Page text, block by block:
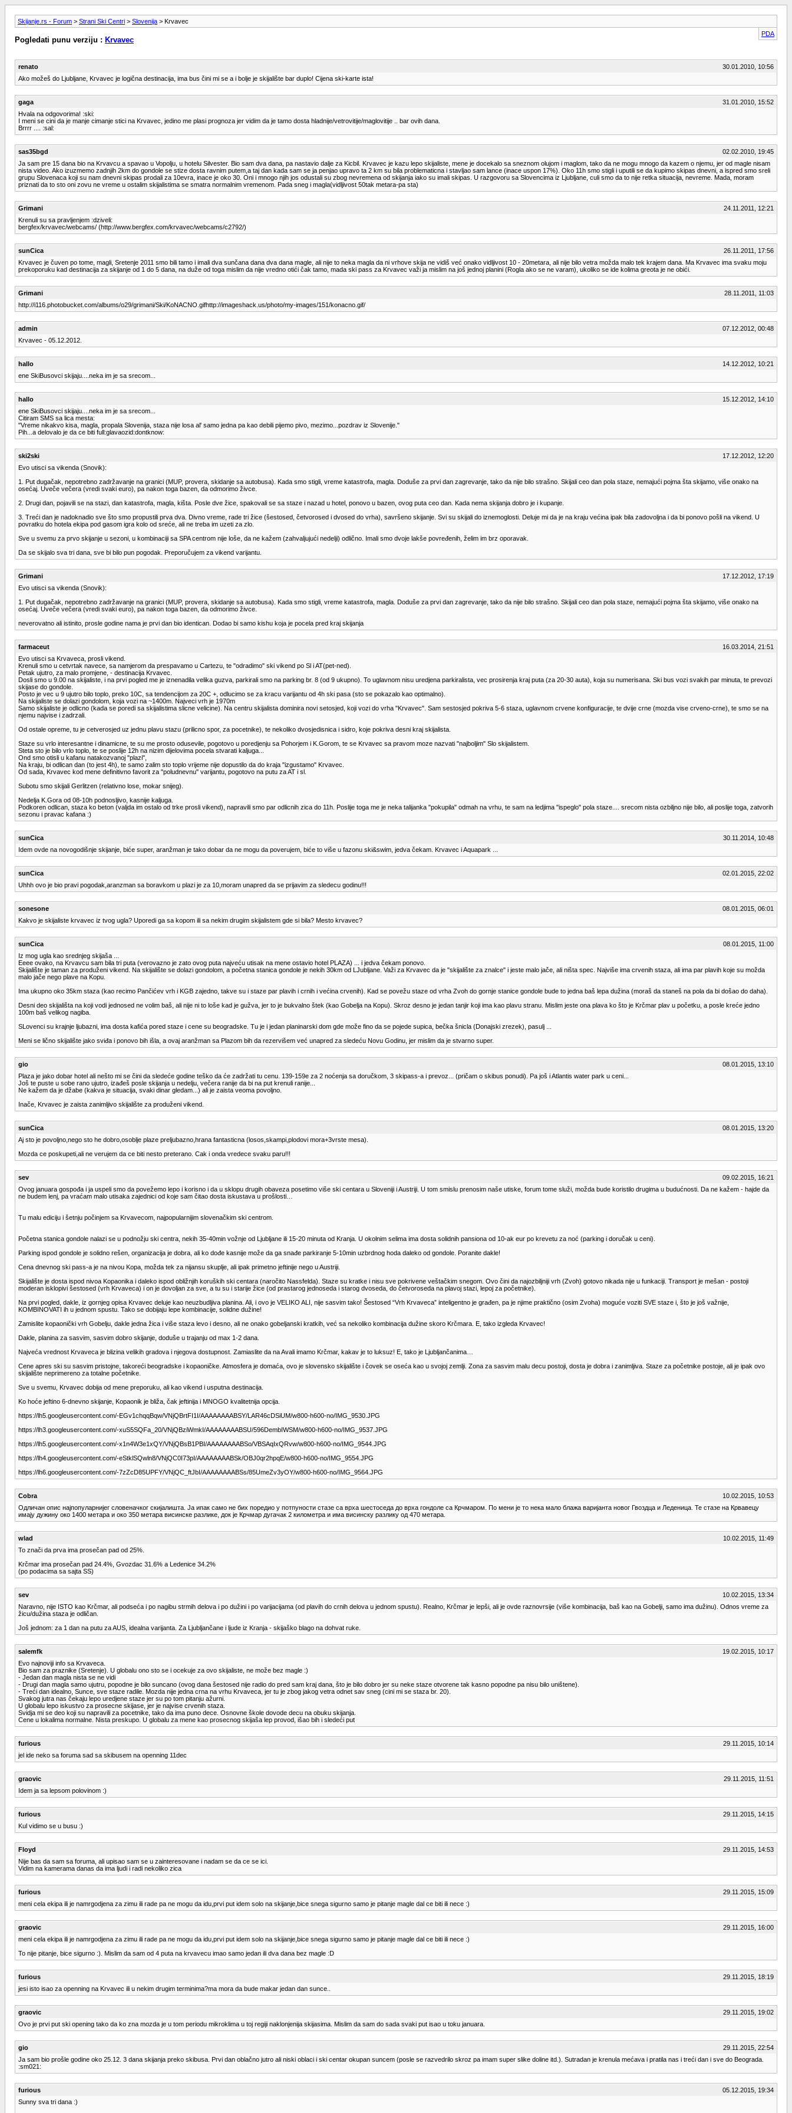
Skijanje.rs - Forum > Strani Ski Centri > Slovenija > Krvavec
PDA
Pogledati punu verziju : Krvavec
renato
30.01.2010, 10:56
Ako možeš do Ljubljane, Krvavec je logična destinacija, ima bus čini mi se a i bolje je skijalište bar duplo! Cijena ski-karte ista!
gaga
31.01.2010, 15:52
Hvala na odgovorima! :ski:
I meni se cini da je manje cimanje stici na Krvavec, jedino me plasi prognoza jer vidim da je tamo dosta hladnije/vetrovitije/maglovitije .. bar ovih dana.
Brrrr .... :sal:
sas35bgd
02.02.2010, 19:45
Ja sam pre 15 dana bio na Krvavcu a spavao u Vopolju, u hotelu Silvester. Bio sam dva dana, pa nastavio dalje za Kicbil. Krvavec je kazu lepo skijaliste, mene je docekalo sa sneznom olujom i maglom, tako da ne mogu mnogo da kazem o njemu, jer od magle nisam
nista video. Ako izuzmemo zadnjih 2km do gondole se stize dosta ravnim putem,a taj dan kada sam se ja penjao upravo ta 2 km su bila problematicna i stavljao sam lance (inace uspon 17%). Oko 11h smo stigli i uputili se da kupimo skipas dnevni, a ispred smo sreli
grupu Slovenaca koji su nam dnevni skipas prodali za 10evra, inace je oko 30. Oni i mnogo njih jos odustali su zbog nevremena od skijanja iako su imali skipas. U razgovoru sa Slovencima iz Ljubljane, culi smo da to nije retka situacija, nevreme. Mada, moram
priznati da to sto oni zovu ne vreme u ostalim skijalistima se smatra normalnim vremenom. Pada sneg i magla(vidljivost 50tak metara-pa sta)
Grimani
24.11.2011, 12:21
Krenuli su sa pravljenjem :dziveli:
bergfex/krvavec/webcams/ (http://www.bergfex.com/krvavec/webcams/c2792/)
sunCica
26.11.2011, 17:56
Krvavec je čuven po tome, magli, Sretenje 2011 smo bili tamo i imali dva sunčana dana dva dana magle, ali nije to neka magla da ni vrhove skija ne vidiš već onako vidljivost 10 - 20metara, ali nije bilo vetra možda malo tek krajem dana. Ma Krvavec ima svaku moju
prekoporuku kad destinacija za skijanje od 1 do 5 dana, na duže od toga mislim da nije vredno otići čak tamo, mada ski pass za Krvavec važi ja mislim na još jednoj planini (Rogla ako se ne varam), ukoliko se ide kolima greota je ne obići.
Grimani
28.11.2011, 11:03
http://i116.photobucket.com/albums/o29/grimani/Ski/KoNACNO.gifhttp://imageshack.us/photo/my-images/151/konacno.gif/
admin
07.12.2012, 00:48
Krvavec - 05.12.2012.
hallo
14.12.2012, 10:21
ene SkiBusovci skijaju....neka im je sa srecom...
hallo
15.12.2012, 14:10
ene SkiBusovci skijaju....neka im je sa srecom...
Citiram SMS sa lica mesta:
"Vreme nikakvo kisa, magla, propala Slovenija, staza nije losa al' samo jedna pa kao debili pijemo pivo, mezimo...pozdrav iz Slovenije."
Pih...a delovalo je da ce biti full:glavaozid:dontknow:
ski2ski
17.12.2012, 12:20
Evo utisci sa vikenda (Snovik):
1. Put dugačak, nepotrebno zadržavanje na granici (MUP, provera, skidanje sa autobusa). Kada smo stigli, vreme katastrofa, magla. Doduše za prvi dan zagrevanje, tako da nije bilo strašno. Skijali ceo dan pola staze, nemajući pojma šta skijamo, više onako na
osećaj. Uveče večera (vredi svaki euro), pa nakon toga bazen, da odmorimo živce.
2. Drugi dan, pojavili se na stazi, dan katastrofa, magla, kišta. Posle dve žice, spakovali se sa staze i nazad u hotel, ponovo u bazen, ovog puta ceo dan. Kada nema skijanja dobro je i kupanje.
3. Treći dan je nadoknadio sve što smo propustili prva dva. Divno vreme, rade tri žice (šestosed, četvorosed i dvosed do vrha), savršeno skijanje. Svi su skijali do iznemoglosti. Deluje mi da je na kraju većina ipak bila zadovoljna i da bi ponovo pošli na vikend. U
povratku do hotela ekipa pod gasom igra kolo od sreće, ali ne treba im uzeti za zlo.
Sve u svemu za prvo skijanje u sezoni, u kombinaciji sa SPA centrom nije loše, da ne kažem (zahvaljujući nedelji) odlično. Imali smo dvoje lakše povređenih, želim im brz oporavak.
Da se skijalo sva tri dana, sve bi bilo pun pogodak. Preporučujem za vikend varijantu.
Grimani
17.12.2012, 17:19
Evo utisci sa vikenda (Snovik):
1. Put dugačak, nepotrebno zadržavanje na granici (MUP, provera, skidanje sa autobusa). Kada smo stigli, vreme katastrofa, magla. Doduše za prvi dan zagrevanje, tako da nije bilo strašno. Skijali ceo dan pola staze, nemajući pojma šta skijamo, više onako na
osećaj. Uveče večera (vredi svaki euro), pa nakon toga bazen, da odmorimo živce.
neverovatno ali istinito, prosle godine nama je prvi dan bio identican. Dodao bi samo kishu koja je pocela pred kraj skijanja
farmaceut
16.03.2014, 21:51
Evo utisci sa Krvaveca, prosli vikend.
Krenuli smo u cetvrtak navece, sa namjerom da prespavamo u Cartezu, te "odradimo" ski vikend po Sl i AT(pet-ned).
Petak ujutro, za malo promjene, - destinacija Krvavec.
Dosli smo u 9.00 na skijaliste, i na prvi pogled me je iznenadila velika guzva, parkirali smo na parking br. 8 (od 9 ukupno). To uglavnom nisu uredjena parkiralista, vec prosirenja kraj puta (za 20-30 auta), koja su numerisana. Ski bus vozi svakih par minuta, te prevozi
skijase do gondole.
Posto je vec u 9 ujutro bilo toplo, preko 10C, sa tendencijom za 20C +, odlucimo se za kracu varijantu od 4h ski pasa (sto se pokazalo kao optimalno).
Na skijaliste se dolazi gondolom, koja vozi na ~1400m. Najveci vrh je 1970m
Samo skijaliste je odlicno (kada se poredi sa skijalistima slicne velicine). Na centru skijalista dominira novi setosjed, koji vozi do vrha "Krvavec". Sam sestosjed pokriva 5-6 staza, uglavnom crvene konfiguracije, te dvije crne (mozda vise crveno-crne), te smo se na
njemu najvise i zadrzali.
Od ostale opreme, tu je cetverosjed uz jednu plavu stazu (prilicno spor, za pocetnike), te nekoliko dvosjedisnica i sidro, koje pokriva desni kraj skijalista.
Staze su vrlo interesantne i dinamicne, te su me prosto odusevile, pogotovo u poredjenju sa Pohorjem i K.Gorom, te se Krvavec sa pravom moze nazvati "najboljim" Slo skijalistem.
Steta sto je bilo vrlo toplo, te se poslije 12h na nizim dijelovima pocela stvarati kaljuga...
Ond smo otisli u kafanu natakozvanoj "plazi",
Na kraju, bi odlican dan (to jest 4h), te samo zalim sto toplo vrijeme nije dopustilo da do kraja "izgustamo" Krvavec.
Od sada, Krvavec kod mene definitivno favorit za "poludnevnu" varijantu, pogotovo na putu za AT i sl.
Subotu smo skijali Gerlitzen (relativno lose, mokar snijeg).
Nedelja K.Gora od 08-10h podnosljivo, kasnije kaljuga.
Podkoren odlican, staza ko beton (valjda im ostalo od trke prosli vikend), napravili smo par odlicnih zica do 11h. Poslije toga me je neka talijanka "pokupila" odmah na vrhu, te sam na ledjima "ispeglo" pola staze.... srecom nista ozbiljno nije bilo, ali poslije toga, zatvorih
sezonu i pravac kafana :)
sunCica
30.11.2014, 10:48
Idem ovde na novogodišnje skijanje, biće super, aranžman je tako dobar da ne mogu da poverujem, biće to više u fazonu ski&swim, jedva čekam. Krvavec i Aquapark ...
sunCica
02.01.2015, 22:02
Uhhh ovo je bio pravi pogodak,aranzman sa boravkom u plazi je za 10,moram unapred da se prijavim za sledecu godinu!!!
sonesone
08.01.2015, 06:01
Kakvo je skijaliste krvavec iz tvog ugla? Uporedi ga sa kopom ili sa nekim drugim skijalistem gde si bila? Mesto krvavec?
sunCica
08.01.2015, 11:00
Iz mog ugla kao srednjeg skijaša ...
Eeee ovako, na Krvavcu sam bila tri puta (verovazno je zato ovog puta najveću utisak na mene ostavio hotel PLAZA) ... i jedva čekam ponovo.
Skijalište je taman za produženi vikend. Na skijalište se dolazi gondolom, a početna stanica gondole je nekih 30km od LJubljane. Važi za Krvavec da je "skijalište za znalce" i jeste malo jače, ali ništa spec. Najviše ima crvenih staza, ali ima par plavih koje su možda
malo jače nego plave na Kopu.
Ima ukupno oko 35km staza (kao recimo Pančićev vrh i KGB zajedno, takve su i staze par plavih i crnih i većina crvenih). Kad se povežu staze od vrha Zvoh do gornje stanice gondole bude to jedna baš lepa dužina (moraš da staneš na pola da bi došao do daha).
Desni deo skijališta na koji vodi jednosed ne volim baš, ali nije ni to loše kad je gužva, jer to je bukvalno štek (kao Gobelja na Kopu). Skroz desno je jedan tanjir koji ima kao plavu stranu. Mislim jeste ona plava ko što je Krčmar plav u početku, a posle kreće jedno
100m baš velikog nagiba.
SLovenci su krajnje ljubazni, ima dosta kafića pored staze i cene su beogradske. Tu je i jedan planinarski dom gde može fino da se pojede supica, bečka šnicla (Donajski zrezek), pasulj ...
Meni se lično skijalište jako sviđa i ponovo bih išla, a ovaj aranžman sa Plazom bih da rezervišem već unapred za sledeću Novu Godinu, jer mislim da je stvarno super.
gio
08.01.2015, 13:10
Plaza je jako dobar hotel ali nešto mi se čini da sledeće godine teško da će zadržati tu cenu. 139-159e za 2 noćenja sa doručkom, 3 skipass-a i prevoz... (pričam o skibus ponudi). Pa još i Atlantis water park u ceni...
Još te puste u sobe rano ujutro, izađeš posle skijanja u nedelju, večera ranije da bi na put krenuli ranije...
Ne kažem da je džabe (kakva je situacija, svaki dinar gledam...) ali je zaista veoma povoljno.
Inače, Krvavec je zaista zanimljivo skijalište za produženi vikend.
sunCica
08.01.2015, 13:20
Aj sto je povoljno,nego sto he dobro,osoblje plaze preljubazno,hrana fantasticna (losos,skampi,plodovi mora+3vrste mesa).
Mozda ce poskupeti,ali ne verujem da ce biti nesto preterano. Cak i onda vredece svaku paru!!!
sev
09.02.2015, 16:21
Ovog januara gospođa i ja uspeli smo da povežemo lepo i korisno i da u sklopu drugih obaveza posetimo više ski centara u Sloveniji i Austriji. U tom smislu prenosim naše utiske, forum tome služi, možda bude koristilo drugima u budućnosti. Da ne kažem - hajde da
ne budem lenj, pa vraćam malo utisaka zajednici od koje sam čitao dosta iskustava u prošlosti…
Tu malu ediciju i šetnju počinjem sa Krvavecom, najpopularnijim slovenačkim ski centrom.
Početna stanica gondole nalazi se u podnožju ski centra, nekih 35-40min vožnje od Ljubljane ili 15-20 minuta od Kranja. U okolnim selima ima dosta solidnih pansiona od 10-ak eur po krevetu za noć (parking i doručak u ceni).
Parking ispod gondole je solidno rešen, organizacija je dobra, ali ko dođe kasnije može da ga snađe parkiranje 5-10min uzbrdnog hoda daleko od gondole. Poranite dakle!
Cena dnevnog ski pass-a je na nivou Kopa, možda tek za nijansu skuplje, ali ipak primetno jeftinije nego u Austriji.
Skijalište je dosta ispod nivoa Kopaonika i daleko ispod obližnjih koruških ski centara (naročito Nassfelda). Staze su kratke i nisu sve pokrivene veštačkim snegom. Ovo čini da najozbiljniji vrh (Zvoh) gotovo nikada nije u funkaciji. Transport je mešan - postoji
moderan isklopivi šestosed (vrh Krvaveca) i on je dovoljan za sve, a tu su i starije žice (od prastarog jednoseda i starog dvoseda, do četvoroseda na plavoj stazi, lepoj za početnike).
Na prvi pogled, dakle, iz gornjeg opisa Krvavec deluje kao neuzbudljiva planina. Ali, i ovo je VELIKO ALI, nije sasvim tako! Šestosed “Vrh Krvaveca” inteligentno je građen, pa je njime praktično (osim Zvoha) moguće voziti SVE staze i, što je još važnije,
KOMBINOVATI ih u jednom spustu. Tako se dobijaju lepe kombinacije, solidne dužine!
Zamislite kopaonički vrh Gobelju, dakle jedna žica i više staza levo i desno, ali ne onako gobeljanski kratkih, već sa nekoliko kombinacija dužine skoro Krčmara. E, tako izgleda Krvavec!
Dakle, planina za sasvim, sasvim dobro skijanje, doduše u trajanju od max 1-2 dana.
Najveća vrednost Krvaveca je blizina velikih gradova i njegova dostupnost. Zamiaslite da na Avali imamo Krčmar, kakav je to luksuz! E, tako je Ljubljančanima…
Cene apres ski su sasvim pristojne, takoreći beogradske i kopaoničke. Atmosfera je domaća, ovo je slovensko skijalište i čovek se oseća kao u svojoj zemlji. Zona za sasvim malu decu postoji, dosta je dobra i zanimljiva. Staze za početnike postoje, ali je ipak ovo
skijalište neprimereno za totalne početnike.
Sve u svemu, Krvavec dobija od mene preporuku, ali kao vikend i usputna destinacija.
Ko hoće jeftino 6-dnevno skijanje, Kopaonik je bliža, čak jeftinija i MNOGO kvalitetnija opcija.
https://lh5.googleusercontent.com/-EGv1chqqBqw/VNjQBrtFI1I/AAAAAAAABSY/LAR46cDSiUM/w800-h600-no/IMG_9530.JPG
https://lh3.googleusercontent.com/-xuS5SQFa_20/VNjQBziWmkI/AAAAAAAABSU/596DembIWSM/w800-h600-no/IMG_9537.JPG
https://lh5.googleusercontent.com/-x1n4W3e1xQY/VNjQBsB1PBI/AAAAAAAABSo/VBSAqIxQRvw/w800-h600-no/IMG_9544.JPG
https://lh4.googleusercontent.com/-eStklSQwln8/VNjQC0I73pI/AAAAAAAABSk/OBJ0qr2hpqE/w800-h600-no/IMG_9554.JPG
https://lh6.googleusercontent.com/-7zZcD85UPFY/VNjQC_ftJbI/AAAAAAAABSs/85UmeZv3yOY/w800-h600-no/IMG_9564.JPG
Cobra
10.02.2015, 10:53
Одличан опис најпопуларнијег словеначког скијалишта. Ја ипак само не бих поредио у потпуности стазе са врха шестоседа до врха гондоле са Крчмаром. По мени је то нека мало блажа варијанта новог Гвоздца и Леденица. Те стазе на Крвавецу
имају дужину око 1400 метара и око 350 метара висинске разлике, док је Крчмар дугачак 2 километра и има висинску разлику од 470 метара.
wlad
10.02.2015, 11:49
To znači da prva ima prosečan pad od 25%.
Krčmar ima prosečan pad 24.4%, Gvozdac 31.6% a Ledenice 34.2%
(po podacima sa sajta SS)
sev
10.02.2015, 13:34
Naravno, nije ISTO kao Krčmar, ali podseća i po nagibu strmih delova i po dužini i po varijacijama (od plavih do crnih delova u jednom spustu). Realno, Krčmar je lepši, ali je ovde raznovrsije (više kombinacija, baš kao na Gobelji, samo ima dužinu). Odnos vreme za
žicu/dužina staza je odličan.
Još jednom: za 1 dan na putu za AUS, idealna varijanta. Za Ljubljančane i ljude iz Kranja - skijaško blago na dohvat ruke.
salemfk
19.02.2015, 10:17
Evo najnoviji info sa Krvaveca.
Bio sam za praznike (Sretenje). U globalu ono sto se i ocekuje za ovo skijaliste, ne može bez magle :)
- Jedan dan magla nista se ne vidi
- Drugi dan magla samo ujutru, popodne je bilo suncano (ovog dana šestosed nije radio do pred sam kraj dana, što je bilo dobro jer su neke staze otvorene tak kasno popodne pa nisu bilo uništene).
- Treći dan idealno, Sunce, sve staze radile. Mozda nije jedna crna na vrhu Krvaveca, jer tu je zbog jakog vetra odnet sav sneg (cini mi se staza br. 20).
Svakog jutra nas čekaju lepo uredjene staze jer su po tom pitanju ažurni.
U globalu lepo iskustvo za prosecne skijase, jer je najvise crvenih staza.
Svidja mi se deo koji su napravili za pocetnike, tako da ima puno dece. Osnovne škole dovode decu na obuku skijanja.
Cene u lokalima normalne. Nista preskupo. U globalu za mene kao prosecnog skijaša lep provod, išao bih i sledeći put
furious
29.11.2015, 10:14
jel ide neko sa foruma sad sa skibusem na openning 11dec
graovic
29.11.2015, 11:51
Idem ja sa lepsom polovinom :)
furious
29.11.2015, 14:15
Kul vidimo se u busu :)
Floyd
29.11.2015, 14:53
Nije bas da sam sa foruma, ali upisao sam se u zainteresovane i nadam se da ce se ici.
Vidim na kamerama danas da ima ljudi i radi nekoliko zica
furious
29.11.2015, 15:09
meni cela ekipa ili je namrgodjena za zimu ili rade pa ne mogu da idu,prvi put idem solo na skijanje,bice snega sigurno samo je pitanje magle dal ce biti ili nece :)
graovic
29.11.2015, 16:00
meni cela ekipa ili je namrgodjena za zimu ili rade pa ne mogu da idu,prvi put idem solo na skijanje,bice snega sigurno samo je pitanje magle dal ce biti ili nece :)
To nije pitanje, bice sigurno :). Mislim da sam od 4 puta na krvavecu imao samo jedan ili dva dana bez magle :D
furious
29.11.2015, 18:19
jesi isto isao za openning na Krvavec ili u nekim drugim terminima?ma mora da bude makar jedan dan sunce..
graovic
29.11.2015, 19:02
Ovo je prvi put ski opening tako da ko zna mozda je u tom periodu mikroklima u toj regiji naklonjenija skijasima. Mislim da sam do sada svaki put isao u toku januara.
gio
29.11.2015, 22:54
Ja sam bio prošle godine oko 25.12. 3 dana skijanja preko skibusa. Prvi dan oblačno jutro ali niski oblaci i ski centar okupan suncem (posle se razvedrilo skroz pa imam super slike doline itd.). Sutradan je krenula mećava i pratila nas i treći dan i sve do Beograda.
:sm021:
furious
05.12.2015, 19:34
Sunny sva tri dana :)